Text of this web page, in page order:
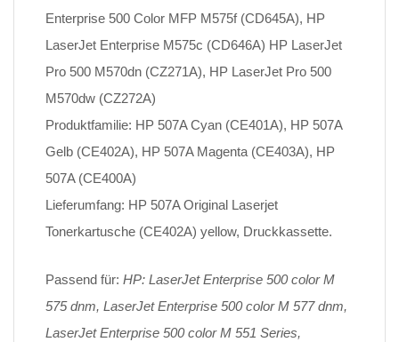
Enterprise 500 Color MFP M575f (CD645A), HP
LaserJet Enterprise M575c (CD646A) HP LaserJet
Pro 500 M570dn (CZ271A), HP LaserJet Pro 500
M570dw (CZ272A)
Produktfamilie: HP 507A Cyan (CE401A), HP 507A
Gelb (CE402A), HP 507A Magenta (CE403A), HP
507A (CE400A)
Lieferumfang: HP 507A Original Laserjet
Tonerkartusche (CE402A) yellow, Druckkassette.
Passend für: HP: LaserJet Enterprise 500 color M
575 dnm, LaserJet Enterprise 500 color M 577 dnm,
LaserJet Enterprise 500 color M 551 Series,